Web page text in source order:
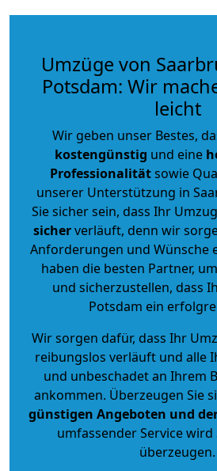
Umzüge von
Potsdam: Wir
leicht
Wir geben unser Bestes,
kostengünstig und eine
Professionalitätsowie
unserer Unterstützung in
Sie sicher sein, dass Ihr Umzug
sicherverläuft, denn wir
Anforderungen und Wünsche
haben die besten Partner,
und sicherzustellen, dass
Potsdam ein
Wir sorgen dafür, dass Ihr
reibungslos verläuft und alle
und unbeschadet an Ihrem
ankommen. Überzeugen Sie
günstigen Angeboten und
umfassender Service
überzeugen.